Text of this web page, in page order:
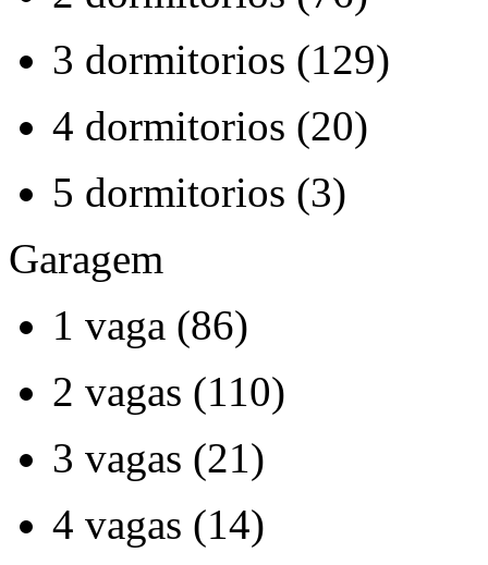
3 dormitorios (129)
4 dormitorios (20)
5 dormitorios (3)
Garagem
1 vaga (86)
2 vagas (110)
3 vagas (21)
4 vagas (14)